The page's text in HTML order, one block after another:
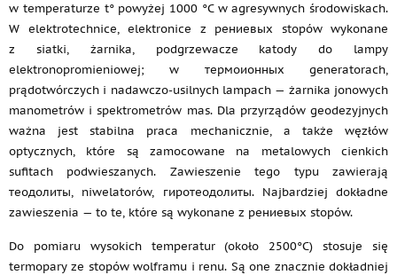
w temperaturze t° powyżej 1000 °C w agresywnych środowiskach.
W elektrotechnice, elektronice z рениевых stopów wykonane
z siatki, żarnika, podgrzewacze katody do lampy
elektronopromieniowej; w термоионных generatorach,
prądotwórczych i nadawczo-usilnych lampach — żarnika jonowych
manometrów i spektrometrów mas. Dla przyrządów geodezyjnych
ważna jest stabilna praca mechanicznie, a także węzłów
optycznych, które są zamocowane na metalowych cienkich
sufitach podwieszanych. Zawieszenie tego typu zawierają
теодолиты, niwelatorów, гиротеодолиты. Najbardziej dokładne
zawieszenia — to te, które są wykonane z рениевых stopów.
Do pomiaru wysokich temperatur (około 2500°C) stosuje się
termopary ze stopów wolframu i renu. Są one znacznie dokładniej